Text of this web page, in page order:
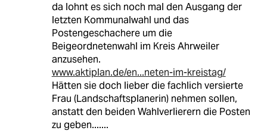
da lohnt es sich noch mal den Ausgang der
letzten Kommunalwahl und das
Postengeschachere um die
Beigeordnetenwahl im Kreis Ahrweiler
anzusehen.
www.aktiplan.de/en...neten-im-kreistag/
Hätten sie doch lieber die fachlich versierte
Frau (Landschaftsplanerin) nehmen sollen,
anstatt den beiden Wahlverlierern die Posten
zu geben.......